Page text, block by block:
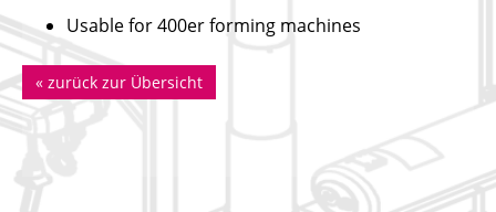
Usable for 400er forming machines
« zurück zur Übersicht